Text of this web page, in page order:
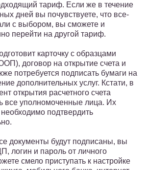
тариф. Если же в течение
дней вы почувствуете, что все-
с выбором, вы сможете и
перейти на другой тариф.
карточку с образцами
договор на открытие счета и
потребуется подписать бумаги на
дополнительных услуг. Кстати, в
открытия расчетного счета
все уполномоченные лица. Их
подтвердить
документы будут подписаны, вы
логин и пароль от личного
смело приступать к настройке